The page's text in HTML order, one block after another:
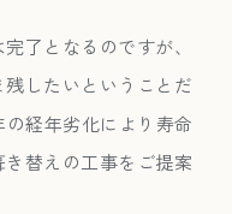
了となるのですが、
したいということだ
経年劣化により寿命
替えの工事をご提案